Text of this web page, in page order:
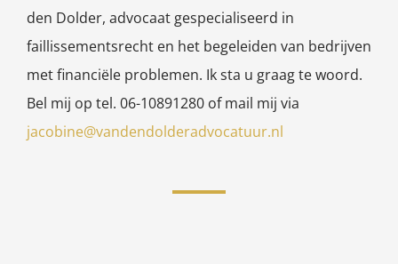
den Dolder, advocaat gespecialiseerd in
faillissementsrecht en het begeleiden van bedrijven
met financiële problemen. Ik sta u graag te woord.
Bel mij op tel. 06-10891280 of mail mij via
jacobine@vandendolderadvocatuur.nl